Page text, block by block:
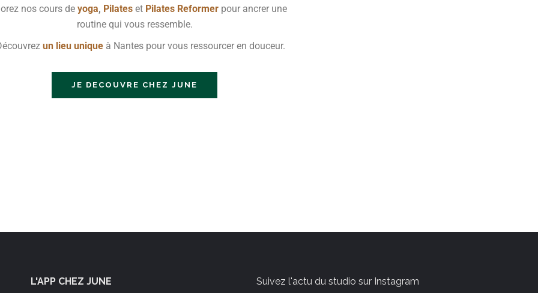
nos cours deyoga, Pilates et Pilates Reformerpour ancrer une
routine qui vous ressemble.
un lieu unique à Nantes pour vous ressourcer en douceur.
JE DECOUVRE CHEZ JUNE
L'APP CHEZ JUNE Suivez l'actu du studio sur Instagram